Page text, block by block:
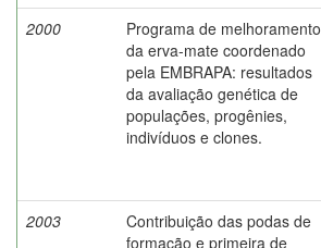
2000
Programa de melhoramento
da erva-mate coordenado
pela EMBRAPA: resultados
da avaliação genética de
populações, progênies,
indivíduos e clones.
2003
Contribuição das podas de
formação e primeira de